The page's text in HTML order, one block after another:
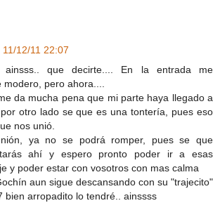
11/12/11 22:07
ainsss.. que decirte.... En la entrada me
pero ahora....
da mucha pena que mi parte haya llegado a
otro lado se que es una tontería, pues eso
nos unió.
ya no se podrá romper, pues se que
ahí y espero pronto poder ir a esas
y poder estar con vosotros con mas calma
aun sigue descansando con su "trajecito"
bien arropadito lo tendré.. ainssss